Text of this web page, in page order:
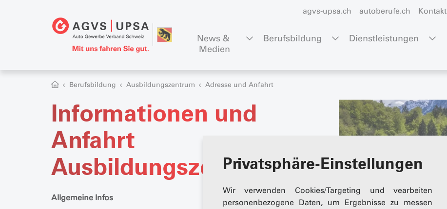
Privatsphäre-Einstellungen
Wir verwenden Cookies/Targeting und vearbeiten
personenbezogene Daten, um Ergebnisse zu messen
agvs-upsa.ch autoberufe.ch Kontakt
News &
Medien
Berufsbildung Dienstleistungen
Berufsbildung Ausbildungszentrum Adresse und Anfahrt
Informationen und
Anfahrt
Ausbildungszentrum
Allgemeine Infos